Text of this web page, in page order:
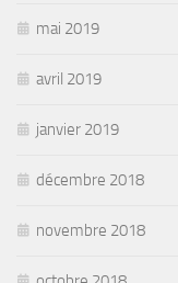
mai 2019
avril 2019
janvier 2019
décembre 2018
novembre 2018